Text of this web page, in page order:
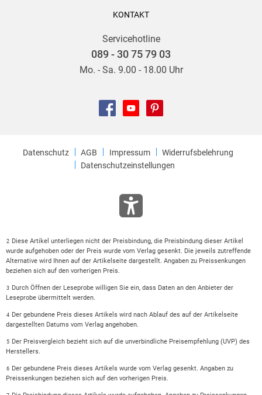
KONTAKT
Servicehotline
089 - 30 75 79 03
Mo. - Sa. 9.00 - 18.00 Uhr
Datenschutz AGB Impressum
Widerrufsbelehrung
Datenschutzeinstellungen
2
Diese Artikel unterliegen nicht der Preisbindung, die Preisbindung dieser Artikel
wurde aufgehoben oder der Preis wurde vom Verlag gesenkt. Die jeweils zutreffende
Alternative wird Ihnen auf der Artikelseite dargestellt. Angaben zu Preissenkungen
beziehen sich auf den vorherigen Preis.
3
Durch Öffnen der Leseprobe willigen Sie ein, dass Daten an den Anbieter der
Leseprobe übermittelt werden.
4
Der gebundene Preis dieses Artikels wird nach Ablauf des auf der Artikelseite
dargestellten Datums vom Verlag angehoben.
5
Der Preisvergleich bezieht sich auf die unverbindliche Preisempfehlung (UVP) des
Herstellers.
6
Der gebundene Preis dieses Artikels wurde vom Verlag gesenkt. Angaben zu
Preissenkungen beziehen sich auf den vorherigen Preis.